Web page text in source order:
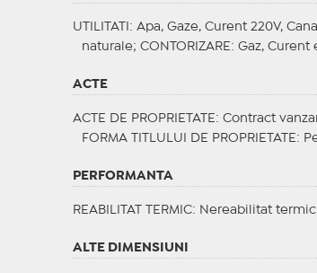
UTILITATI : Apa, Gaze, Curent 220V,
naturale; CONTORIZARE : Gaz, Curent
ACTE
ACTE DE PROPRIETATE : Contract
FORMA TITLULUI DE PROPRIETATE :
PERFORMANTA
REABILITAT TERMIC: Nereabilitat
ALTE DIMENSIUNI